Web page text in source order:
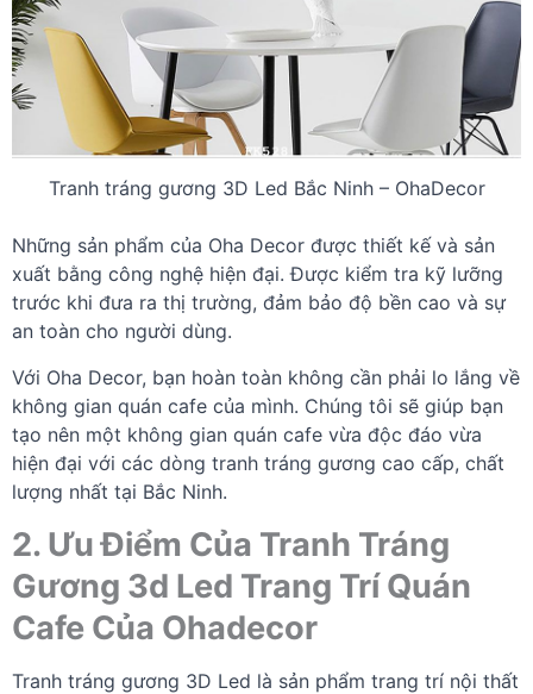
Tranh tráng gương 3D Led Bắc Ninh – OhaDecor
Những sản phẩm của Oha Decor được thiết kế và sản
xuất bằng công nghệ hiện đại. Được kiểm tra kỹ lưỡng
trước khi đưa ra thị trường, đảm bảo độ bền cao và sự
an toàn cho người dùng.
Với Oha Decor, bạn hoàn toàn không cần phải lo lắng về
không gian quán cafe của mình. Chúng tôi sẽ giúp bạn
tạo nên một không gian quán cafe vừa độc đáo vừa
hiện đại với các dòng tranh tráng gương cao cấp, chất
lượng nhất tại Bắc Ninh.
2. Ưu Điểm Của Tranh Tráng
Gương 3d Led Trang Trí Quán
Cafe Của Ohadecor
Tranh tráng gương 3D Led là sản phẩm trang trí nội thất